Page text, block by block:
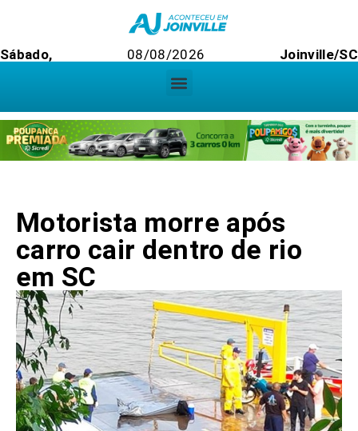
Sábado, 08/08/2026 Joinville/SC
Motorista morre após
carro cair dentro de rio
em SC